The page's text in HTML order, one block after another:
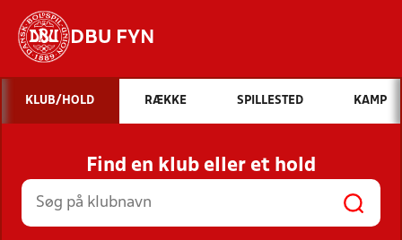
DBU FYN
Hvad vil du søge efter?
INDHOLD OG NYHEDER
STILLINGER, RESULTATER, KLUBBER OG
HOLD
KLUB/HOLD RÆKKE SPILLESTED KAMP
Find en klub eller et hold